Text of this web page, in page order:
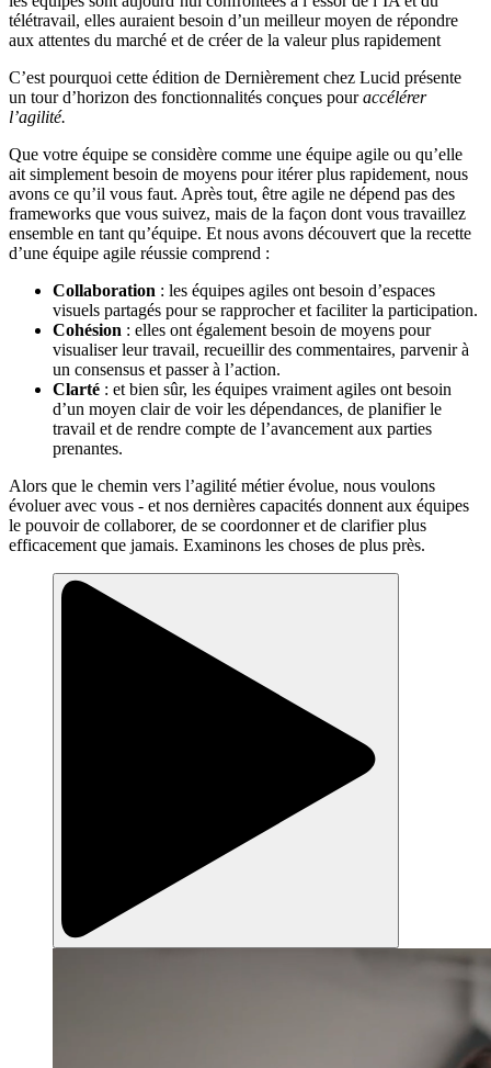
télétravail, elles auraient besoin d’un meilleur moyen de répondre
aux attentes du marché et de créer de la valeur plus rapidement
C’est pourquoi cette édition de Dernièrement chez Lucid présente
un tour d’horizon des fonctionnalités conçues pouraccélérer
l’agilité.
Que votre équipe se considère comme une équipe agile ou qu’elle
ait simplement besoin de moyens pour itérer plus rapidement, nous
avons ce qu’il vous faut. Après tout, être agile ne dépend pas des
frameworks que vous suivez, mais de la façon dont vous travaillez
ensemble en tant qu’équipe. Et nous avons découvert que la recette
d’une équipe agile réussie comprend :
Collaboration : les équipes agiles ont besoin d’espaces
visuels partagés pour se rapprocher et faciliter la participation.
Cohésion : elles ont également besoin de moyens pour
visualiser leur travail, recueillir des commentaires, parvenir à
un consensus et passer à l’action.
Clarté : et bien sûr, les équipes vraiment agiles ont besoin
d’un moyen clair de voir les dépendances, de planifier le
travail et de rendre compte de l’avancement aux parties
prenantes.
Alors que le chemin vers l’agilité métier évolue, nous voulons
évoluer avec vous - et nos dernières capacités donnent aux équipes
le pouvoir de collaborer, de se coordonner et de clarifier plus
efficacement que jamais. Examinons les choses de plus près.